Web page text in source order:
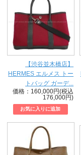
【渋谷並木橋店】
HERMES エルメス トー
トバッグ ガーデ...
価格：160,000円(税込
176,000円)